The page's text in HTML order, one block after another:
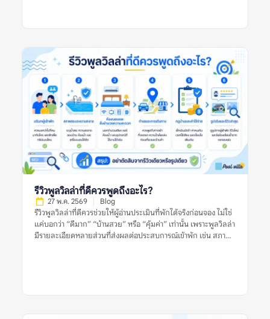
จากผู้เข้าพัก ข้อร้องเรียนซ้ำ กฎบ้าน ค่าใช้จ่ายเพิ่มเติม และข้อมูล
หรือรูปเดียว เพราะพูลวิลล่าที่เหมาะกับคนหนึ่งอาจไม่เหมาะกับอีก
กลุ่มหนึ่งเสมอไป รายการพูลวิลล่าแนะนำที่น่าสนใจและเชื่อถือได้
หมายถึงอะไร? รายการพูลวิลล่าแนะนำที่น่าสนใจและเชื่อถือได้
หมายถึงรายชื่อที่พักพูลวิลล่าที่ถูกนำเสนอว่าเหมาะแก่การพิจารณา
โดยอาจคัดจากทำเล ราคา ความนิยม รูปภาพ รีวิว สิ่งอำนวยความ
สะดวก หรือความเหมาะสมกับกลุ่มผู้เข้าพักบางประเภท อย่างไร
ก็ตาม คำว่า “แนะนำ” ไม่ได้แปลว่าที่พักนั้นเหมาะกับทุกคน และไม่
ได้รับประกันว่าประสบการณ์เข้าพักจะตรงกับความคาดหวังเสมอไป
เพราะผู้จองแต่ละกลุ่มมีเงื่อนไขต่างกัน เช่น จำนวนคน งบประมาณ
ความต้องการใช้สระ ความต้องการทำอาหาร ความเงียบสงบ หรือ
ความสะดวกในการเดินทาง ลิสต์แนะนำที่มีคุณภาพควรช่วยให้ผู้
อ่านเห็นเกณฑ์การพิจารณา ไม่ใช่แค่บอกว่าที่พักใด “ดีที่สุด” โดย
ไม่มีเหตุผลประกอบ ยิ่งลิสต์อธิบายเกณฑ์ชัดเจน เช่น เหมาะกับ
ครอบครัว […]
รีวิวพูลวิลล่าที่ดีควรพูดถึงอะไร?
27 พ.ค. 2569 Blog
รีวิวพูลวิลล่าที่ดีควรช่วยให้ผู้อ่านประเมินที่พักได้จริงก่อนจอง ไม่ใช่
แค่บอกว่า “ดีมาก” “บ้านสวย” หรือ “คุ้มค่า” เท่านั้น เพราะพูลวิลล่า
มีรายละเอียดหลายส่วนที่ส่งผลต่อประสบการณ์เข้าพัก เช่น สภาพ
เพียงอย่างเดียว ควรดูหลายสัญญาณร่วมกัน ทั้งรูปจริงจากผู้เข้าพัก
ตัดสินใจ รีวิวพูลวิลล่าที่ดีหมายถึงอะไร? รีวิวพูลวิลล่าที่ดี คือรีวิวที่